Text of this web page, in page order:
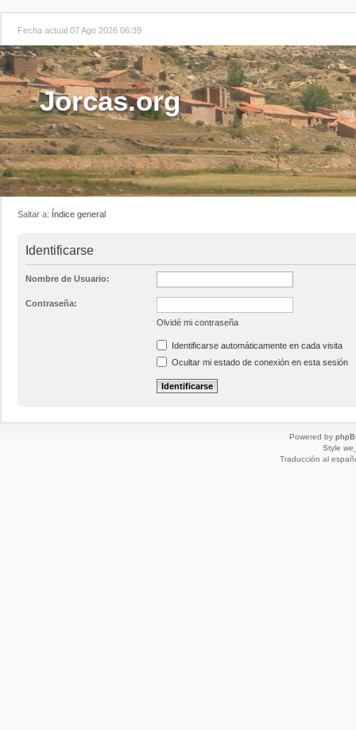
Fecha actual 07 Ago 2026 06:39
Jorcas.org
Saltar a: Índice general
Identificarse
Nombre de Usuario:
Contraseña:
Olvidé mi contraseña
Identificarse automáticamente en cada visita
Ocultar mi estado de conexión en esta sesión
Powered by
Style
Traducción al